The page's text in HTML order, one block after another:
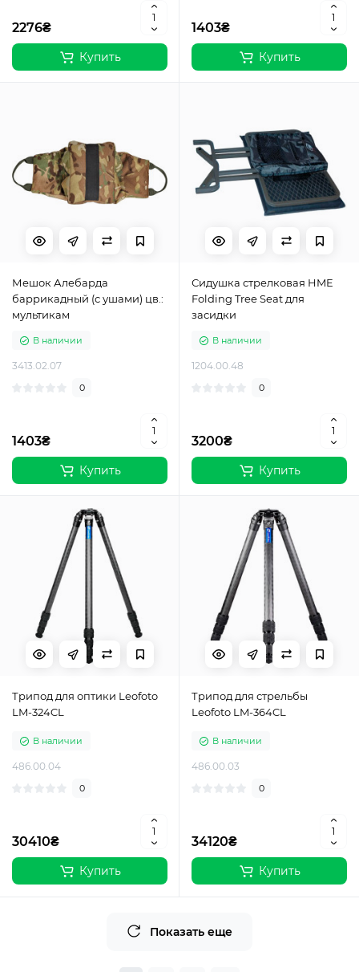
2276₴
Купить
1403₴
Купить
Мешок Алебарда
баррикадный (с ушами) цв.:
мультикам
В наличии
3413.02.07
0
1403₴
Купить
Сидушка стрелковая HME
Folding Tree Seat для
засидки
В наличии
1204.00.48
0
3200₴
Купить
Трипод для оптики Leofoto
LM-324CL
В наличии
486.00.04
0
30410₴
Купить
Трипод для стрельбы
Leofoto LM-364CL
В наличии
486.00.03
0
34120₴
Купить
Показать еще